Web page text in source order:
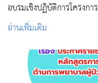
อบรมเชิงปฏิบัติการโครงการ “พัฒนาศักยภาพอาจารย์พี่เลี้ยงด้าน
การสอน”
อ่านเพิ่มเติม